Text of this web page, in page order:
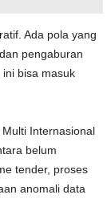
Ada pola yang
pengaburan
bisa masuk
Internasional
belum
tender, proses
anomali data